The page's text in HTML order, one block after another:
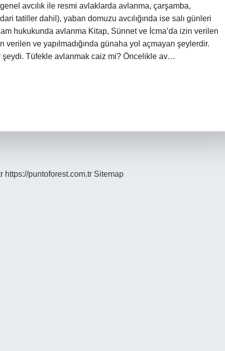
avcılık ile resmi avlaklarda avlanma, çarşamba,
tatiller dahil), yaban domuzu avcılığında ise salı günleri
hukukunda avlanma Kitap, Sünnet ve İcma’da izin verilen
verilen ve yapılmadığında günaha yol açmayan şeylerdir.
şeydi. Tüfekle avlanmak caiz mi? Öncelikle av…
https://puntoforest.com.tr Sitemap